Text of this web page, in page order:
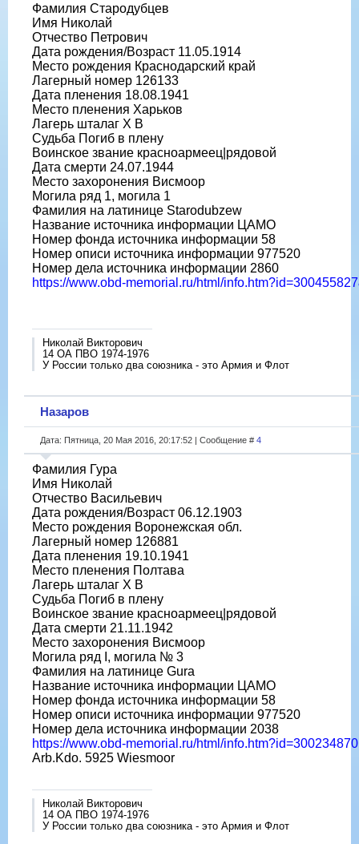
Фамилия Стародубцев
Имя Николай
Отчество Петрович
Дата рождения/Возраст 11.05.1914
Место рождения Краснодарский край
Лагерный номер 126133
Дата пленения 18.08.1941
Место пленения Харьков
Лагерь шталаг X B
Судьба Погиб в плену
Воинское звание красноармеец|рядовой
Дата смерти 24.07.1944
Место захоронения Висмоор
Могила ряд 1, могила 1
Фамилия на латинице Starodubzew
Название источника информации ЦАМО
Номер фонда источника информации 58
Номер описи источника информации 977520
Номер дела источника информации 2860
https://www.obd-memorial.ru/html/
Николай Викторович
14 ОА ПВО 1974-1976
У России только два союзника - это Армия и Флот
Назаров
Дата: Пятница, 20 Мая 2016, 20:17:52 | Сообщение # 4
Фамилия Гура
Имя Николай
Отчество Васильевич
Дата рождения/Возраст 06.12.1903
Место рождения Воронежская обл.
Лагерный номер 126881
Дата пленения 19.10.1941
Место пленения Полтава
Лагерь шталаг X B
Судьба Погиб в плену
Воинское звание красноармеец|рядовой
Дата смерти 21.11.1942
Место захоронения Висмоор
Могила ряд I, могила № 3
Фамилия на латинице Gura
Название источника информации ЦАМО
Номер фонда источника информации 58
Номер описи источника информации 977520
Номер дела источника информации 2038
https://www.obd-memorial.ru/html/info.htm?id=300234870
Arb.Kdo. 5925 Wiesmoor
Николай Викторович
14 ОА ПВО 1974-1976
У России только два союзника - это Армия и Флот